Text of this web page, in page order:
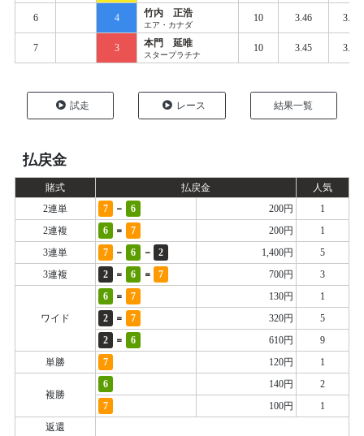
6 4 竹内 正浩
エア・カナダ
10 3.46 3.518
7 3 本門 延唯
スタープラチナ
10 3.45 3.566
試走 レース 結果一覧
払戻金
賭式 払戻金
人気
2連単
7 - 6 200円
1
2連複
6 = 7 200円
1
3連単
7 - 6 - 2 1,400円
5
3連複
2 = 6 = 7 700円 3
ワイド
6 = 7 130円
1
2
= 7 320円
5
2
= 6 610円
9
単勝
7 120円 1
複勝
6 140円
2
7
100円
1
返還